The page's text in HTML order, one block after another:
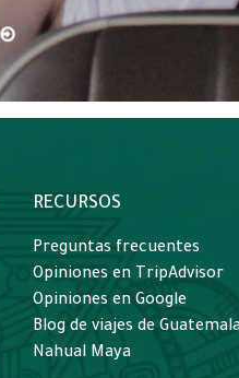
RECURSOS
Preguntas frecuentes
Opiniones en TripAdvisor
Opiniones en Google
Blog de viajes de
Nahual Maya